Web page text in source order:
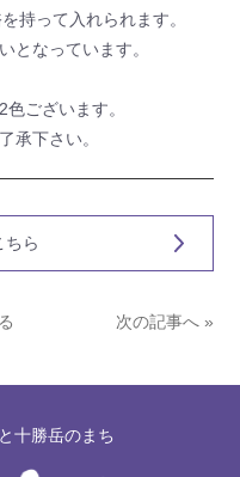
持って入れられます。
となっています。
ございます。
承下さい。
ちら
次の記事へ »
十勝岳のまち